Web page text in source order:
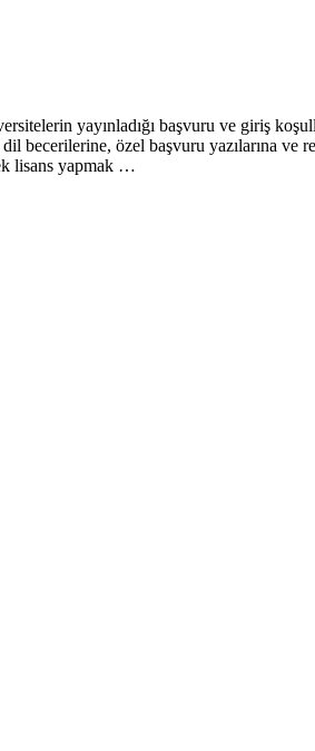
yayınladığı başvuru ve giriş
becerilerine, özel başvuru yazılarına
lisans yapmak …